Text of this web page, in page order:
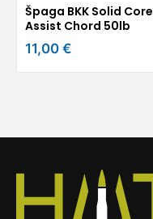
Špaga BKK Solid Core
Assist Chord 50lb
11,00 €